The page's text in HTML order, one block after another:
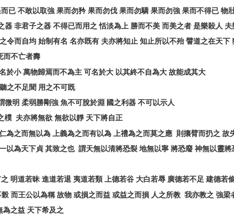
已 不敢以取強 果而勿矜 果而勿伐 果而勿驕 果而勿強 果而不得已 物
器 非君子之器 不得已而用之 恬淡為上 勝而不美 而美之者 是樂殺人 夫
令而自均 始制有名 名亦既有 夫亦將知止 知止所以不殆 譬道之在天下
而不亡者壽
於小 萬物歸焉而不為主 可名於大 以其終不自為大 故能成其大
聽之不足聞 用之不可既
微明 柔弱勝剛強 魚不可脫於淵 國之利器 不可以示人
樸 夫亦將無欲 無欲以靜 天下將自正
仁為之而無以為 上義為之而有以為 上禮為之而莫之應 則攘臂而扔之 故
以為天下貞 其致之也 謂天無以清將恐裂 地無以寧 將恐廢 神無以靈將
明道若昧 進道若退 夷道若類 上德若谷 大白若辱 廣德若不足 建德若
榖 而王公以為稱 故物 或損之而益 或益之而損 人之所教 我亦教之 強梁
為之益 天下希及之